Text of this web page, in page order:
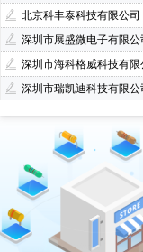
北京科丰泰科技有限公司
深圳市展盛微电子有限公
深圳市海科格威科技有限
深圳市瑞凯迪科技有限公